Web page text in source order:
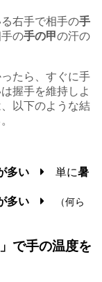
右手で相手の手
の手の甲の汗の
たら、すぐに手
握手を維持しよ
以下のような結
多い 単に暑
多い
（何ら
で手の温度を